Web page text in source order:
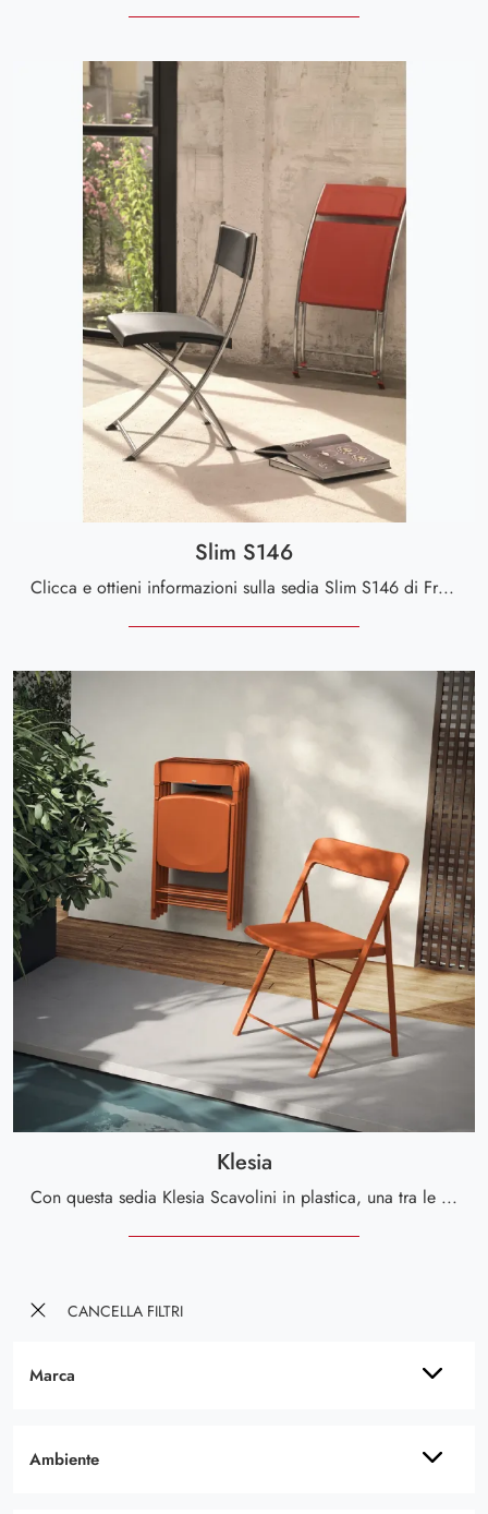
CANCELLA FILTRI
Marca
Ambiente
Slim S146
Clicca e ottieni informazioni sulla sedia Slim S146 di Friulsedie in plastica: le più belle Sedie pieghevoli moderne ti aspettano.
Klesia
Con questa sedia Klesia Scavolini in plastica, una tra le nostre sedute pieghevoli moderne, potrai arricchire i tuoi locali.